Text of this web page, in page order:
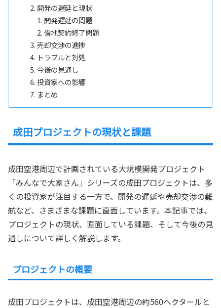
開発の遅延と現状
開発遅延の問題
借地契約終了問題
売却交渉の進捗
トラブルと対処
今後の見通し
投資家への影響
まとめ
成田プロジェクトの現状と課題
成田空港周辺で計画されている大規模開発プロジェクト
「みんなで大家さん」シリーズの成田プロジェクトは、多
くの投資家が注目する一方で、開発の遅延や売却交渉の難
航など、さまざまな課題に直面しています。本記事では、
プロジェクトの現状、直面している課題、そして今後の見
通しについて詳しく解説します。
プロジェクトの概要
成田プロジェクトは、成田空港周辺の約560ヘクタールと